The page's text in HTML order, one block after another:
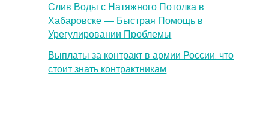
Слив Воды с Натяжного Потолка в
Хабаровске — Быстрая Помощь в
Урегулировании Проблемы
Выплаты за контракт в армии России: что
стоит знать контрактникам